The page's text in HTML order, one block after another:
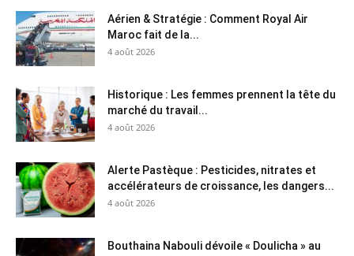
Aérien & Stratégie : Comment Royal Air
Maroc fait de la...
4 août 2026
Historique : Les femmes prennent la tête du
marché du travail...
4 août 2026
Alerte Pastèque : Pesticides, nitrates et
accélérateurs de croissance, les dangers...
4 août 2026
Bouthaina Nabouli dévoile « Doulicha » au